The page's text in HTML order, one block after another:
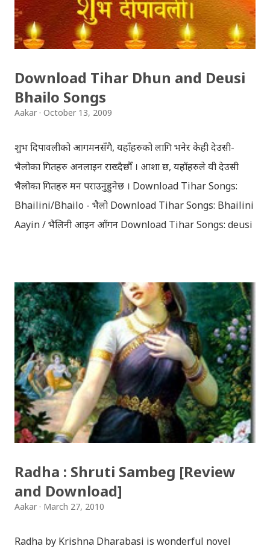
Download Tihar Dhun and Deusi
Bhailo Songs
Aakar October 13, 2009
शुभ दिपावलीको आगमनसँगै, यहाँहरुको लागि भनेर केही देउसी-
भैलोका गितहरु अनलाइन राख्दैछौँ । आशा छ, यहाँहरुले यी देउसी
भैलोका गितहरु मन पराउनुहुनेछ । Download Tihar Songs:
Bhailini/Bhailo - भैलो Download Tihar Songs: Bhailini
Aayin / भैलिनी आइन आँगन Download Tihar Songs: deusi
Songs: diyo baali sanjh ko / दियो बाली साँझ को
Download: Tihar Dhun (Deusi,Bhailo)/ तिहार धुन(देउसी
भैलो)- सुरसुधा नोट: यी अपलोड गरिएका गितसंगितहरु व्यावसायिक
प्रायोजनको लागि प्रयोग नगर्न आग्रह गर्दछौँ । इन्टरनेटमा भेटिएका
गितहरुलाई हामीले यहाँ एकै ठाउँमा सजिलोको लागि राखिदिएको मात्र
हौँ । तपाई यदि यी गित संगितको सर्जक हुनुहुन्छ र गित संगित यहाँबाट
हटाउनुपर्ने भए जानकारी गराउनुहोला । फेरी एकपटक शुभ दिपावलीको
हार्दिक मंगलमय शुभकामना व्यक्त गर्दछौँ ।
Radha : Shruti Sambeg [Review
and Download]
Aakar March 27, 2010
Radha by Krishna Dharabasi is wonderful novel